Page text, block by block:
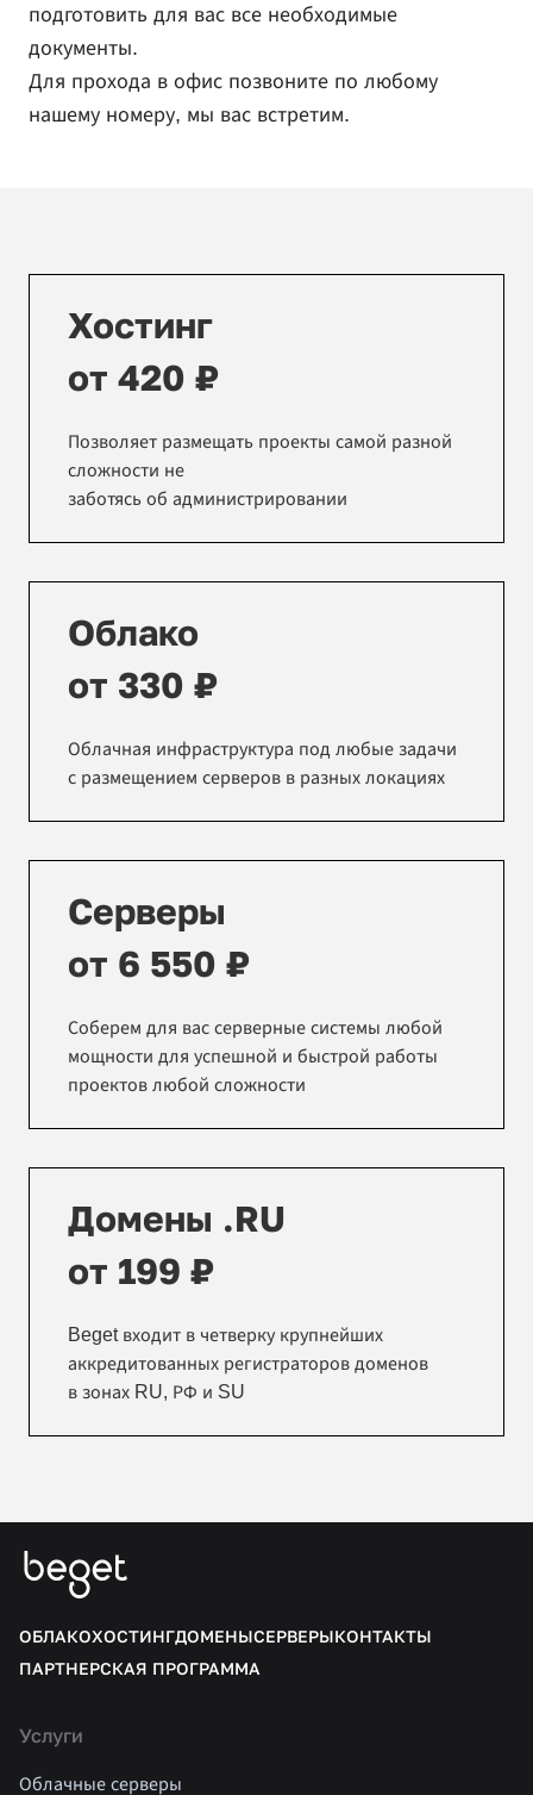
подготовить для вас все необходимые
документы.
Для прохода в офис позвоните по любому
нашему номеру, мы вас встретим.
Хостинг
от 420 ₽
Позволяет размещать проекты самой разной
сложности не
заботясь об администрировании
Облако
от 330 ₽
Облачная инфраструктура под любые задачи
с размещением серверов в разных локациях
Серверы
от 6 550 ₽
Соберем для вас серверные системы любой
мощности для успешной и быстрой работы
проектов любой сложности
Домены .RU
от 199 ₽
Beget входит в четверку крупнейших
аккредитованных регистраторов доменов
в зонах RU, РФ и SU
ОБЛАКОХОСТИНГДОМЕНЫСЕРВЕРЫКОНТАКТЫ
ПАРТНЕРСКАЯ ПРОГРАММА
Услуги
Облачные серверы